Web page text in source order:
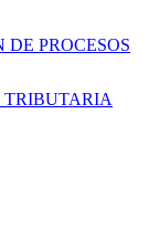
DE PROCESOS
TRIBUTARIA